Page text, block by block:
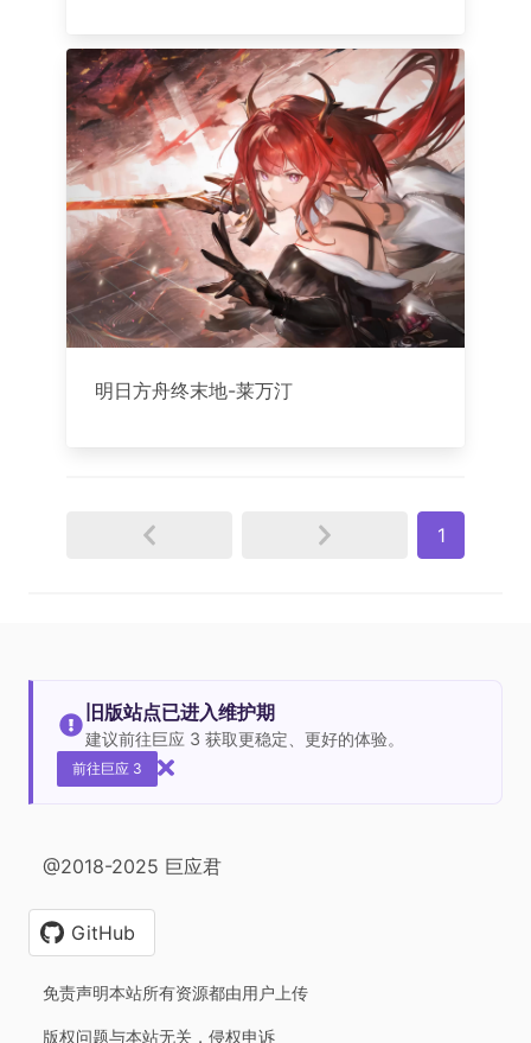
明日方舟终末地-莱万汀
1
旧版站点已进入维护期
建议前往巨应 3 获取更稳定、更好的体验。
前往巨应 3
@2018-2025 巨应君
GitHub
免责声明本站所有资源都由用户上传
版权问题与本站无关，侵权申诉